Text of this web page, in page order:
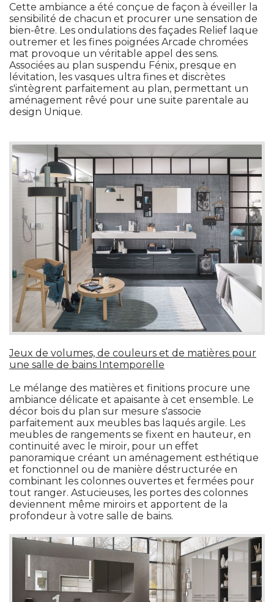
Cette ambiance a été conçue de façon à éveiller la
sensibilité de chacun et procurer une sensation de
bien-être. Les ondulations des façades Relief laque
outremer et les fines poignées Arcade chromées
mat provoque un véritable appel des sens.
Associées au plan suspendu Fénix, presque en
lévitation, les vasques ultra fines et discrètes
s'intègrent parfaitement au plan, permettant un
aménagement rêvé pour une suite parentale au
design Unique.
Jeux de volumes, de couleurs et de matières pour
une salle de bains Intemporelle
Le mélange des matières et finitions procure une
ambiance délicate et apaisante à cet ensemble. Le
décor bois du plan sur mesure s'associe
parfaitement aux meubles bas laqués argile. Les
meubles de rangements se fixent en hauteur, en
continuité avec le miroir, pour un effet
panoramique créant un aménagement esthétique
et fonctionnel ou de manière déstructurée en
combinant les colonnes ouvertes et fermées pour
tout ranger. Astucieuses, les portes des colonnes
deviennent même miroirs et apportent de la
profondeur à votre salle de bains.